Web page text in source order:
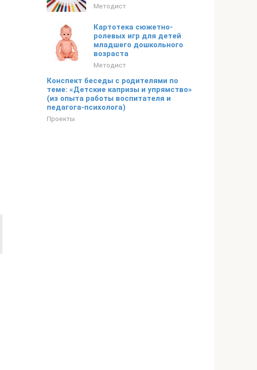
Методист
Картотека сюжетно-
ролевых игр для детей
младшего дошкольного
возраста
Методист
Конспект беседы с родителями по
теме: «Детские капризы и упрямство»
(из опыта работы воспитателя и
педагога-психолога)
Проекты